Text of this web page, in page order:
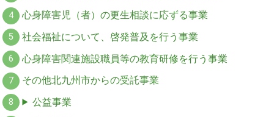
心身障害児（者）の更生相談に応ずる事業
社会福祉について、啓発普及を行う事業
心身障害関連施設職員等の教育研修を行う事業
その他北九州市からの受託事業
公益事業